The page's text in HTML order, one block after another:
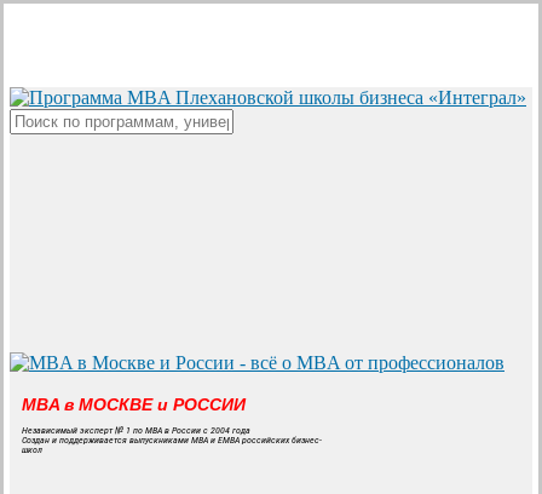
content
MBA в МОСКВЕ и РОССИИ
Независимый эксперт № 1 по MBA в России с 2004 года
Создан и поддерживается выпускниками MBA и EMBA российских бизнес-
школ